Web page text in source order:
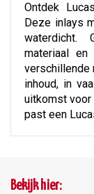
Ontdek
Deze inlays
waterdicht.
materiaal
verschillende
inhoud, in
uitkomst voor
past een
Bekijk hier: